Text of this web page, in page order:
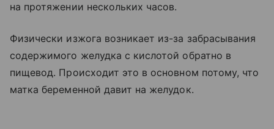
на протяжении нескольких часов.
Физически изжога возникает из-за забрасывания
содержимого желудка с кислотой обратно в
пищевод. Происходит это в основном потому, что
матка беременной давит на желудок.